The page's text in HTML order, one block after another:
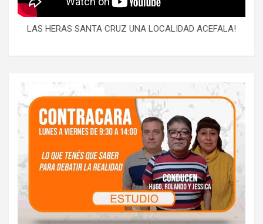
LAS HERAS SANTA CRUZ UNA LOCALIDAD ACEFALA!